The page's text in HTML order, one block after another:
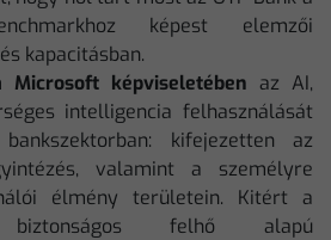
képest elemzői
kapacitásban.
képviseletében az AI,
intelligencia felhasználását
kifejezetten az
valamint a személyre
élmény területein. Kitért a
biztonságos felhő alapú